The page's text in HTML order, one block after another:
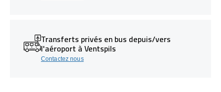
Transferts privés en bus depuis/vers
l'aéroport à Ventspils
Contactez nous